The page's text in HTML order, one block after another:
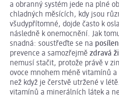
a obranný systém jede na plné
chladných měsících, kdy jsou
všudypřítomné, dojde často k
následně k onemocnění. Jak
snadná: soustřeďte se na
prevence a samozřejmě zdravá
nemusí stačit, protože právě v
ovoce mnohem méně vitamínů
než když je čerstvě utržené v
vitamínů a minerálních látek a